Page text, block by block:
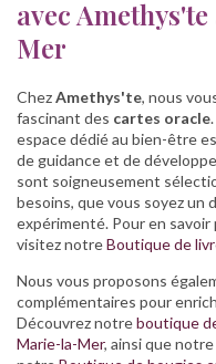
avec
Mer
ChezAmethys'te, nous
fascinant des cartes oracle
espace dédié au bien-être
de guidance et de
sont soigneusement
besoins, que vous soyez
expérimenté. Pour en
visitez notreBoutique de
Nous vous proposons
complémentaires pour
Découvrez notreboutique
Marie-la-Mer, ainsi que notre